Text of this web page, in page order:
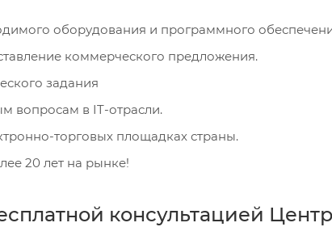
оборудования и программного
коммерческого предложения.
задания
вопросам в IT-отрасли.
торговых площадках страны.
20 лет на рынке!
консультацией